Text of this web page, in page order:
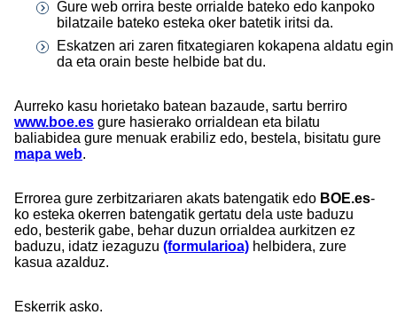
Gure web orrira beste orrialde bateko edo kanpoko
bilatzaile bateko esteka oker batetik iritsi da.
Eskatzen ari zaren fitxategiaren kokapena aldatu egin
da eta orain beste helbide bat du.
Aurreko kasu horietako batean bazaude, sartu berriro
www.boe.es gure hasierako orrialdean eta bilatu
baliabidea gure menuak erabiliz edo, bestela, bisitatu gure
mapa web.
Errorea gure zerbitzariaren akats batengatik edo BOE.es-
ko esteka okerren batengatik gertatu dela uste baduzu
edo, besterik gabe, behar duzun orrialdea aurkitzen ez
baduzu, idatz iezaguzu (formularioa) helbidera, zure
kasua azalduz.
Eskerrik asko.